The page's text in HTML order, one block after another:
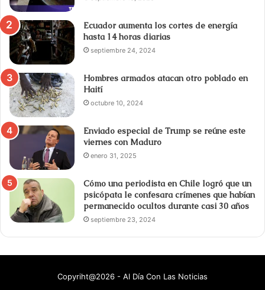
Ecuador aumenta los cortes de energía
hasta 14 horas diarias
septiembre 24, 2024
Hombres armados atacan otro poblado en
Haití
octubre 10, 2024
Enviado especial de Trump se reúne este
viernes con Maduro
enero 31, 2025
Cómo una periodista en Chile logró que un
psicópata le confesara crímenes que habían
permanecido ocultos durante casi 30 años
septiembre 23, 2024
Copyriht@2026 - Al Día Con Las Noticias